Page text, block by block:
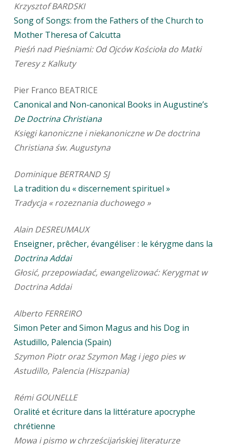
Krzysztof BARDSKI
Song of Songs: from the Fathers of the Church to
Mother Theresa of Calcutta
Pieśń nad Pieśniami: Od Ojców Kościoła do Matki
Teresy z Kalkuty
Pier Franco BEATRICE
Canonical and Non-canonical Books in Augustine’s
De Doctrina Christiana
Księgi kanoniczne i niekanoniczne w De doctrina
Christiana św. Augustyna
Dominique BERTRAND SJ
La tradition du « discernement spirituel »
Tradycja « rozeznania duchowego »
Alain DESREUMAUX
Enseigner, prêcher, évangéliser : le kérygme dans la
Doctrina Addai
Głosić, przepowiadać, ewangelizować: Kerygmat w
Doctrina Addai
Alberto FERREIRO
Simon Peter and Simon Magus and his Dog in
Astudillo, Palencia (Spain)
Szymon Piotr oraz Szymon Mag i jego pies w
Astudillo, Palencia (Hiszpania)
Rémi GOUNELLE
Oralité et écriture dans la littérature apocryphe
chrétienne
Mowa i pismo w chrześcijańskiej literaturze